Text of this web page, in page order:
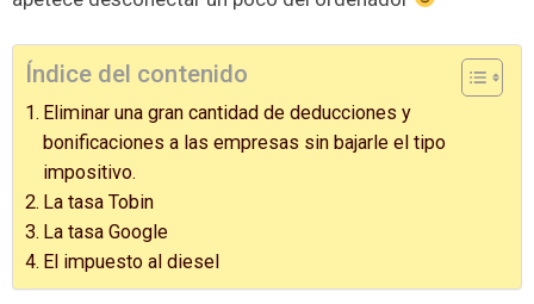
Índice del contenido
Eliminar una gran cantidad de deducciones y
bonificaciones a las empresas sin bajarle el tipo
impositivo.
La tasa Tobin
La tasa Google
El impuesto al diesel